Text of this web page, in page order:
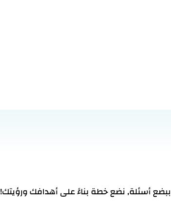
ببضع أسئلة, نضع خطة بناءً على أهدافك ورؤيتك!